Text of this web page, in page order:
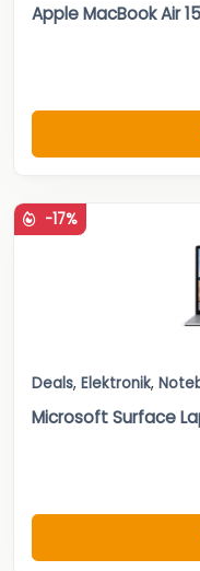
Apple MacBook Air
-17%
Deals, Elektronik,
Microsoft Surface